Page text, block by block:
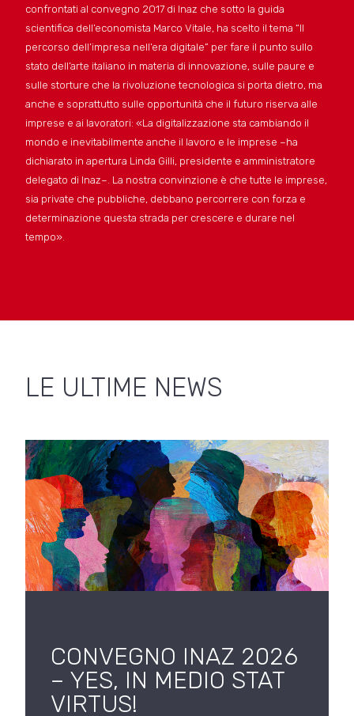
confrontati al convegno 2017 di Inaz che sotto la guida
scientifica dell’economista Marco Vitale, ha scelto il tema “Il
percorso dell’impresa nell’era digitale” per fare il punto sullo
stato dell’arte italiano in materia di innovazione, sulle paure e
sulle storture che la rivoluzione tecnologica si porta dietro, ma
anche e soprattutto sulle opportunità che il futuro riserva alle
imprese e ai lavoratori: «La digitalizzazione sta cambiando il
mondo e inevitabilmente anche il lavoro e le imprese –ha
dichiarato in apertura Linda Gilli, presidente e amministratore
delegato di Inaz–. La nostra convinzione è che tutte le imprese,
sia private che pubbliche, debbano percorrere con forza e
determinazione questa strada per crescere e durare nel
tempo».
LE ULTIME NEWS
CONVEGNO INAZ 2026
– YES, IN MEDIO STAT
VIRTUS!